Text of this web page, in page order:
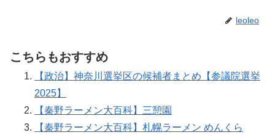
leoleo
こちらもおすすめ
【政治】神奈川選挙区の候補者まとめ【参議院選挙
2025】
【秦野ラーメン大百科】三憩園
【秦野ラーメン大百科】札幌ラーメン めんくら